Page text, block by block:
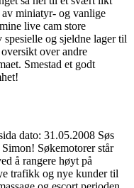
miniatyr- og vanlige
live cam store
og sjeldne lager til
over andre
Smestad et godt
dato: 31.05.2008 Søs
Søkemotorer står
å rangere høyt på
trafikk og nye kunder til